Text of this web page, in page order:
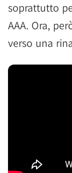
soprattutto
AAA. Ora,
verso una